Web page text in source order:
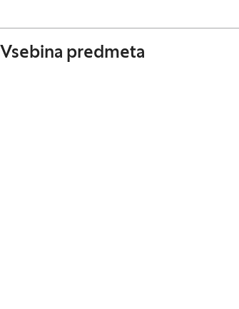
Vsebina predmeta